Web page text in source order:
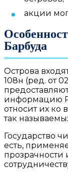
акции
Барбуда
Острова
108н (ред. от
информацию
относит их ко
так
Государство
есть,